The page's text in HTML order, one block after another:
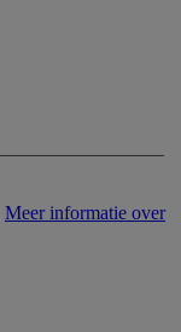
Meer informatie over